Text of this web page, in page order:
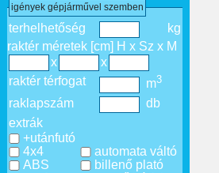
igények gépjárművel szemben
terhelhetőség
kg
raktér méretek [cm] H x Sz x M
x
x
raktér térfogat
m3
raklapszám
db
extrák
+utánfutó
4x4
ABS
automata váltó
billenő plató